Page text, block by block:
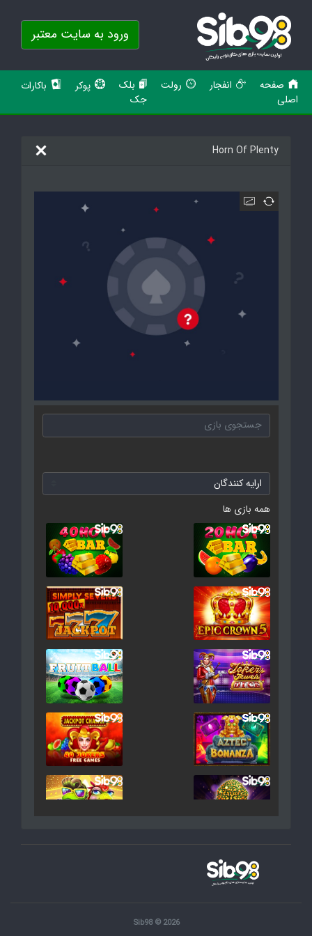
ورود به سایت معتبر
صفحه
اصلی
انفجار رولت
بلک
جک
پوکر باکارات
Horn Of Plenty
همه بازی ها
Sib98 © 2026